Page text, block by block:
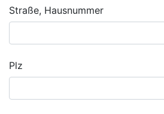
Straße, Hausnummer
Plz